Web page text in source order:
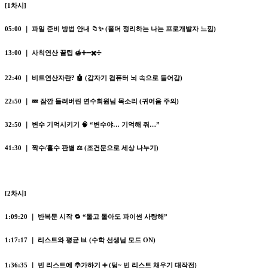
[1차시]
05:00 ｜ 파일 준비 방법 안내 📁✨ (폴더 정리하는 나는 프로개발자 느낌)
13:00 ｜ 사칙연산 꿀팁 🍯➕➖✖️➗
22:40 ｜ 비트연산자란? 🤖 (갑자기 컴퓨터 뇌 속으로 들어감)
22:50 ｜ 💤 잠깐 들려버린 연수회원님 목소리 (귀여움 주의)
32:50 ｜ 변수 기억시키기 🧠 “변수야… 기억해 줘…”
41:30 ｜ 짝수/홀수 판별 ⚖️ (조건문으로 세상 나누기)
[2차시]
1:09:20 ｜ 반복문 시작 🔁 “돌고 돌아도 파이썬 사랑해”
1:17:17 ｜ 리스트와 평균 📊 (수학 선생님 모드 ON)
1:36:35 ｜ 빈 리스트에 추가하기 ➕ (텅~ 빈 리스트 채우기 대작전)